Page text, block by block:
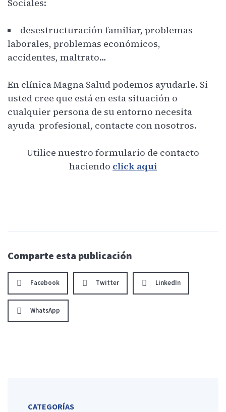
Sociales:
desestructuración familiar, problemas
laborales, problemas económicos,
accidentes, maltrato…
En clínica Magna Salud podemos ayudarle. Si
usted cree que está en esta situación o
cualquier persona de su entorno necesita
ayuda profesional, contacte con nosotros.
Utilice nuestro formulario de contacto
haciendo click aqui
Comparte esta publicación
Facebook Twitter LinkedIn
WhatsApp
CATEGORÍAS